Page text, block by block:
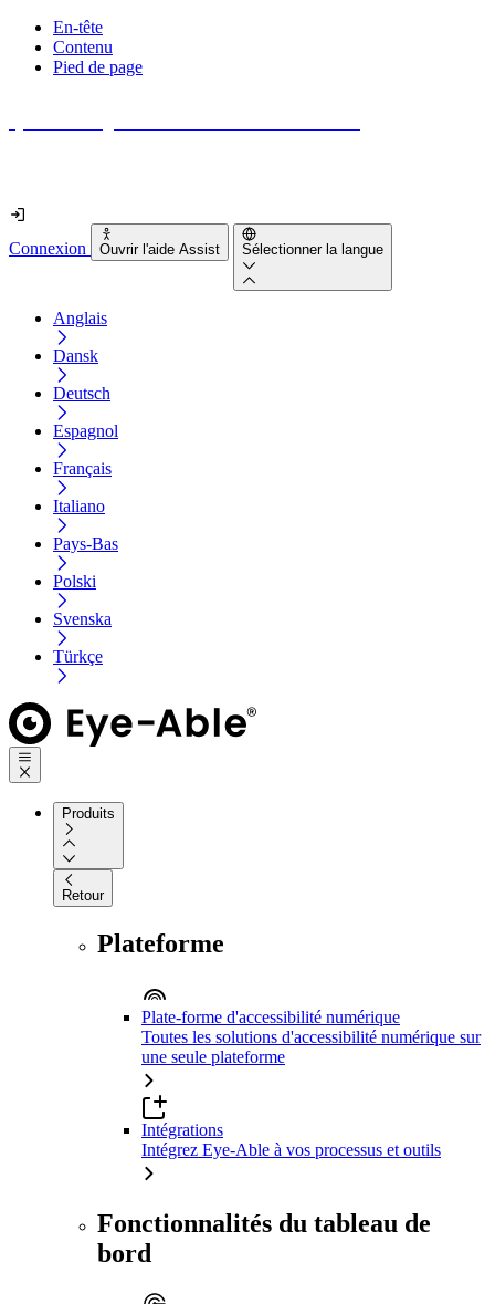
En-tête
Contenu
Pied de page
Connexion Ouvrir l'aide Assist Sélectionner la langue
Anglais
Dansk
Deutsch
Espagnol
Français
Italiano
Pays-Bas
Polski
Svenska
Türkçe
Produits
Retour
Plateforme
Plate-forme d'accessibilité numérique
Toutes les solutions d'accessibilité numérique sur
une seule plateforme
Intégrations
Intégrez Eye-Able à vos processus et outils
Fonctionnalités du tableau de
bord